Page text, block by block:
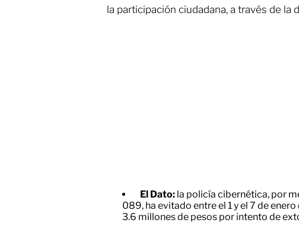
la participación ciudadana, a través de la
El Dato: la policía cibernética, por
089, ha evitado entre el 1 y el 7 de
3.6 millones de pesos por intento de